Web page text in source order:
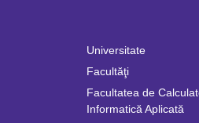
Universitate
Facultăţi
Facultatea de
Informatică Aplicată